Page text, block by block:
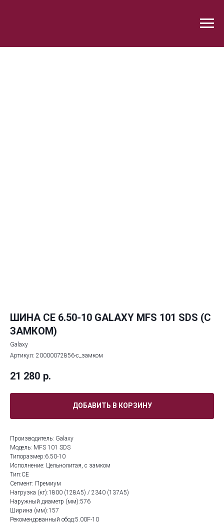
ШИНА СЕ 6.50-10 GALAXY MFS 101 SDS (С
ЗАМКОМ)
Galaxy
Артикул: 20000072856-с_замком
21 280 р.
ДОБАВИТЬ В КОРЗИНУ
Производитель: Galaxy
Модель: MFS 101 SDS
Типоразмер:6.50-10
Исполнение: Цельнолитая, с замком
Тип:CE
Сегмент: Премиум
Нагрузка (кг):1800 (128A5) / 2340 (137A5)
Наружный диаметр (мм):576
Ширина (мм):157
Рекомендованный обод:5.00F-10